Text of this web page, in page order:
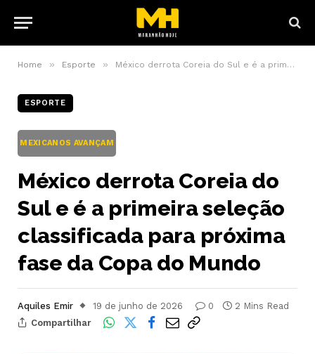
Home » Esporte » México derrota Coreia do Sul e é a primeira seleção classificada para próxima fase da Copa do Mundo
ESPORTE
MEXICANOS AVANÇAM
México derrota Coreia do
Sul e é a primeira seleção
classificada para próxima
fase da Copa do Mundo
Aquiles Emir 19 de junho de 2026 0
2 Mins Read
Compartilhar